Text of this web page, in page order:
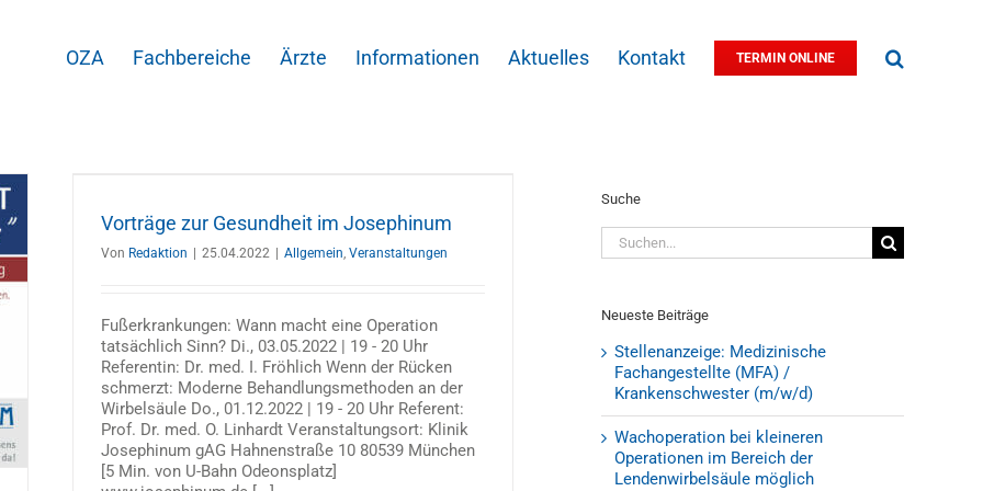
OZA Fachbereiche Ärzte Informationen Aktuelles Kontakt TERMIN ONLINE
Vorträge zur Gesundheit im Josephinum
Von Redaktion 25.04.2022 Allgemein, Veranstaltungen
Fußerkrankungen: Wann macht eine Operation
tatsächlich Sinn? Di., 03.05.2022 | 19 - 20 Uhr
Referentin: Dr. med. I. Fröhlich Wenn der Rücken
schmerzt: Moderne Behandlungsmethoden an der
Wirbelsäule Do., 01.12.2022 | 19 - 20 Uhr Referent:
Prof. Dr. med. O. Linhardt Veranstaltungsort: Klinik
Josephinum gAG Hahnenstraße 10 80539 München
[5 Min. von U-Bahn Odeonsplatz]
Suche
Suche
nach:
Neueste Beiträge
Stellenanzeige: Medizinische
Fachangestellte (MFA) /
Krankenschwester (m/w/d)
Wachoperation bei kleineren
Operationen im Bereich der
Lendenwirbelsäule möglich